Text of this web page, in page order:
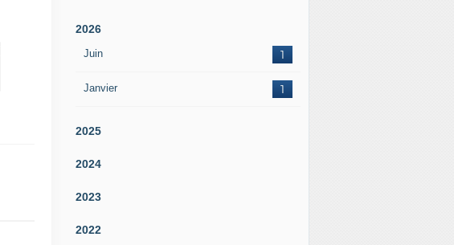
2026
Juin 1
Janvier 1
2025
2024
2023
2022